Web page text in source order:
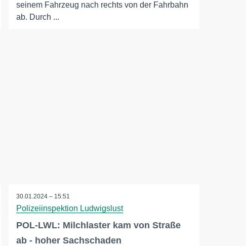
seinem Fahrzeug nach rechts von der Fahrbahn
ab. Durch ...
30.01.2024 – 15:51
Polizeiinspektion Ludwigslust
POL-LWL: Milchlaster kam von Straße
ab - hoher Sachschaden